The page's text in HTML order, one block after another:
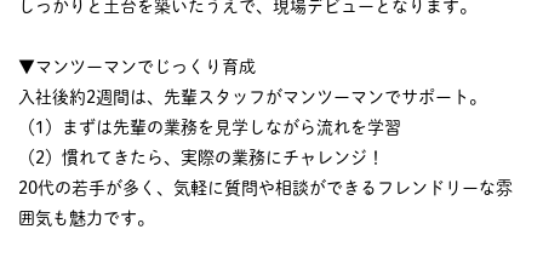
しっかりと土台を築いたうえで、現場デビューとなります。
▼マンツーマンでじっくり育成
入社後約2週間は、先輩スタッフがマンツーマンでサポート。
（1）まずは先輩の業務を見学しながら流れを学習
（2）慣れてきたら、実際の業務にチャレンジ！
20代の若手が多く、気軽に質問や相談ができるフレンドリーな雰
囲気も魅力です。